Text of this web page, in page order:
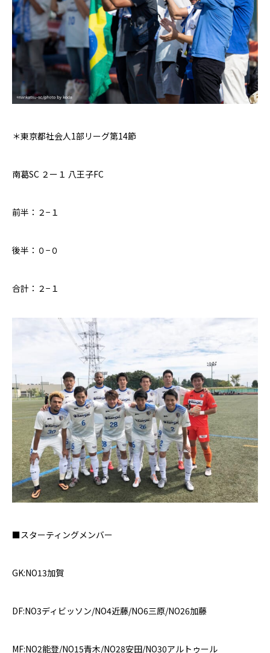
＊東京都社会人1部リーグ第14節
南葛SC ２ー １ 八王子FC
前半：２−１
後半：０−０
合計：２−１
■スターティングメンバー
GK:NO13加賀
DF:NO3ディビッソン/NO4近藤/NO6三原/NO26加藤
MF:NO2能登/NO15青木/NO28安田/NO30アルトゥール